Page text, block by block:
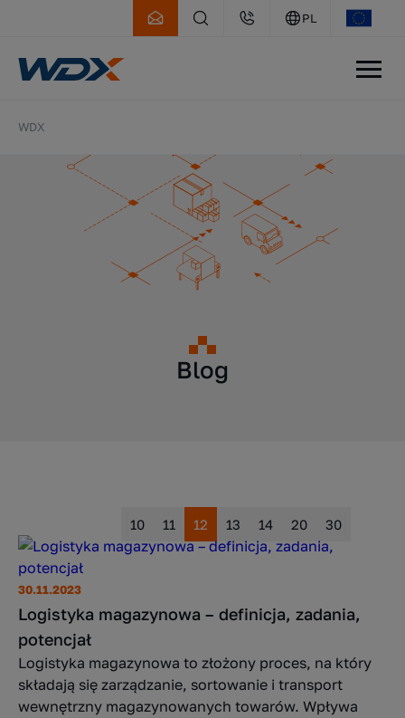
PL
WDX
Blog
10 11 12 13 14 20 30
30.11.2023
Logistyka magazynowa – definicja, zadania,
potencjał
Logistyka magazynowa to złożony proces, na który
składają się zarządzanie, sortowanie i transport
wewnętrzny magazynowanych towarów. Wpływa